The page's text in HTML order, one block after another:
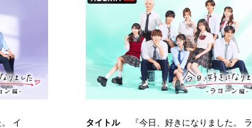
イ
タイトル
『今日、好きになりました。 ラ